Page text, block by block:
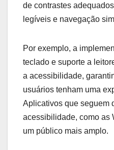
de contrastes
legíveis e navegação
Por exemplo, a
teclado e suporte a
a acessibilidade,
usuários tenham uma
Aplicativos que seguem
acessibilidade, como as
um público mais amplo.